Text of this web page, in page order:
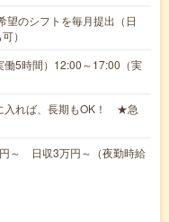
望のシフトを毎月提出（日
）
5時間）12:00～17:00（実
入れば、長期もOK！ ★急
～ 日収3万円～（夜勤時給